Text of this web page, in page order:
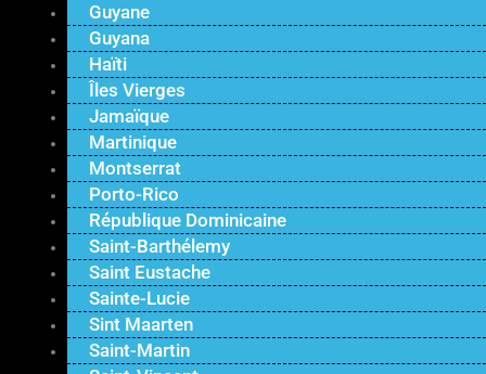
Guyane
Guyana
Haïti
Îles Vierges
Jamaïque
Martinique
Montserrat
Porto-Rico
République Dominicaine
Saint-Barthélemy
Saint Eustache
Sainte-Lucie
Sint Maarten
Saint-Martin